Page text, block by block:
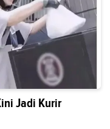
Jadi Kurir